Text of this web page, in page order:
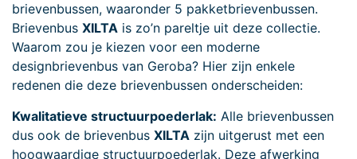
brievenbussen, waaronder 5 pakketbrievenbussen.
Brievenbus XILTA is zo’n pareltje uit deze collectie.
Waarom zou je kiezen voor een moderne
designbrievenbus van Geroba? Hier zijn enkele
redenen die deze brievenbussen onderscheiden:
Kwalitatieve structuurpoederlak: Alle brievenbussen
dus ook de brievenbus XILTA zijn uitgerust met een
hoogwaardige structuurpoederlak. Deze afwerking